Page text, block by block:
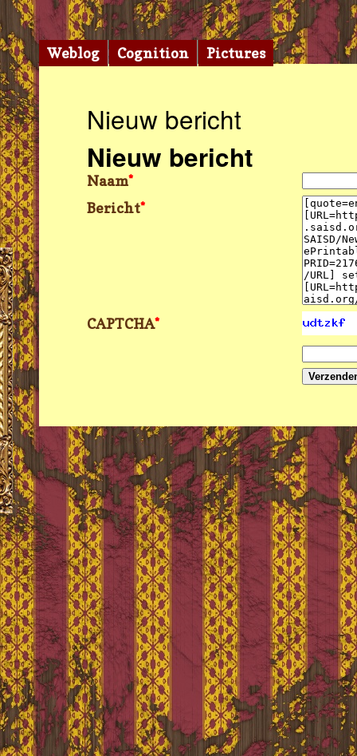
Nieuw bericht
Nieuw bericht
Naam*
Bericht*
CAPTCHA*
Weblog Cognition Pictures